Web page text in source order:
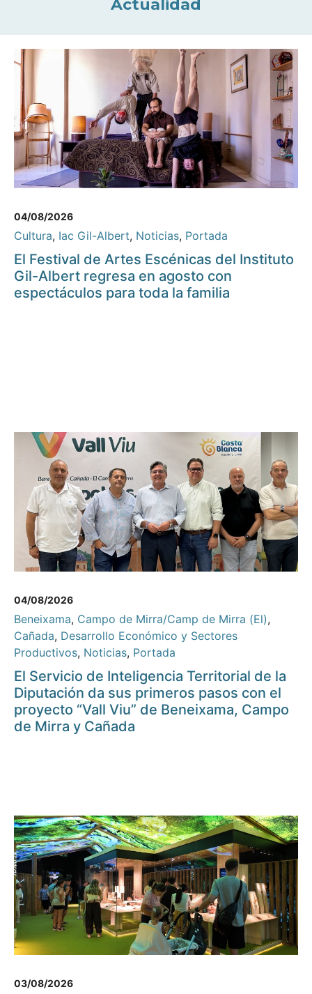
Actualidad
04/08/2026
Cultura, Iac Gil-Albert, Noticias, Portada
El Festival de Artes Escénicas del Instituto
Gil-Albert regresa en agosto con
espectáculos para toda la familia
04/08/2026
Beneixama, Campo de Mirra/Camp de Mirra (El),
Cañada, Desarrollo Económico y Sectores
Productivos, Noticias, Portada
El Servicio de Inteligencia Territorial de la
Diputación da sus primeros pasos con el
proyecto “Vall Viu” de Beneixama, Campo
de Mirra y Cañada
03/08/2026